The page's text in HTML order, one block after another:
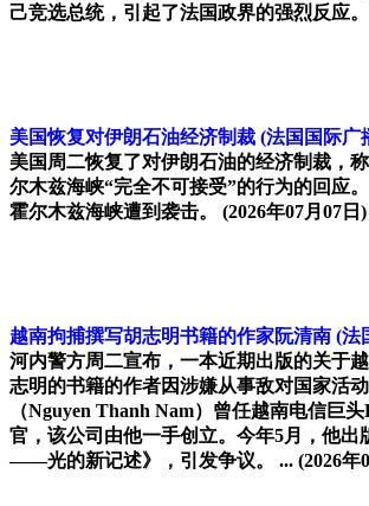
己竞选总统，引起了法国政界的强烈反应。
美国恢复对伊朗石油经济制裁 (法国国际广
美国周二恢复了对伊朗石油的经济制裁，
尔木兹海峡“完全不可接受”的行为的回应
霍尔木兹海峡遭到袭击。 (2026年07月07日)
越南拘捕撰写胡志明书籍的作家阮清南 (法
河内警方周二宣布，一本近期出版的关于
志明的书籍的作者因涉嫌从事敌对国家活
（Nguyen Thanh Nam）曾任越南电信巨
官，该公司由他一手创立。今年5月，他出
——光的新记述》，引发争议。 ... (2026年